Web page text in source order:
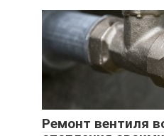
Ремонт вентиля